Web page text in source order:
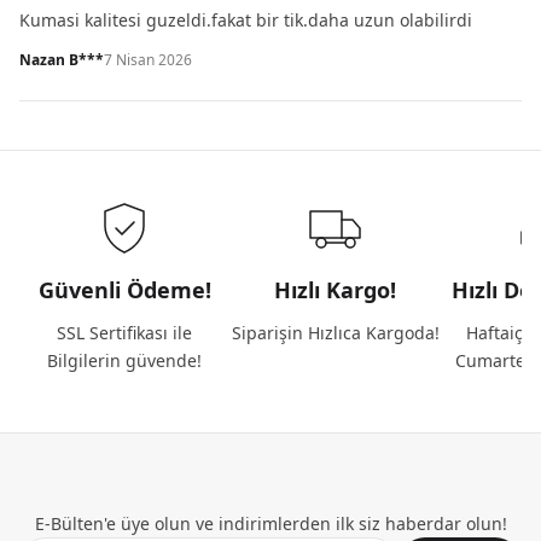
Kumasi kalitesi guzeldi.fakat bir tik.daha uzun olabilirdi
Nazan B***7 Nisan 2026
Güvenli Ödeme!
SSL Sertifikası ile
Bilgilerin güvende!
Hızlı Kargo!
Siparişin Hızlıca Kargoda!
Hızlı
Haftaiçi
E-Bülten'e üye olun ve indirimlerden ilk siz haberdar olun!